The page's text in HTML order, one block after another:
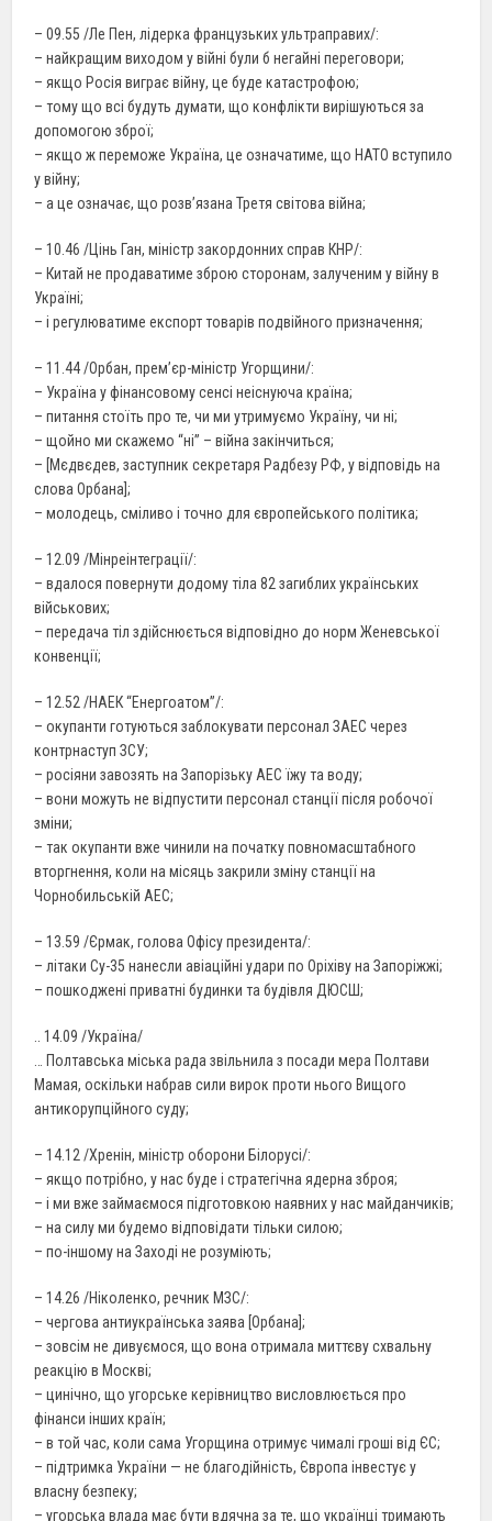
– 09.55 /Ле Пен, лідерка французьких ультраправих/:
– найкращим виходом у війні були б негайні переговори;
– якщо Росія виграє війну, це буде катастрофою;
– тому що всі будуть думати, що конфлікти вирішуються за
допомогою зброї;
– якщо ж переможе Україна, це означатиме, що НАТО вступило
у війну;
– а це означає, що розв’язана Третя світова війна;
– 10.46 /Цінь Ган, міністр закордонних справ КНР/:
– Китай не продаватиме зброю сторонам, залученим у війну в
Україні;
– і регулюватиме експорт товарів подвійного призначення;
– 11.44 /Орбан, прем’єр-міністр Угорщини/:
– Україна у фінансовому сенсі неіснуюча країна;
– питання стоїть про те, чи ми утримуємо Україну, чи ні;
– щойно ми скажемо “ні” – війна закінчиться;
– [Мєдвєдев, заступник секретаря Радбезу РФ, у відповідь на
слова Орбана];
– молодець, сміливо і точно для європейського політика;
– 12.09 /Мінреінтеграції/:
– вдалося повернути додому тіла 82 загиблих українських
військових;
– передача тіл здійснюється відповідно до норм Женевської
конвенції;
– 12.52 /НАЕК “Енергоатом”/:
– окупанти готуються заблокувати персонал ЗАЕС через
контрнаступ ЗСУ;
– росіяни завозять на Запорізьку АЕС їжу та воду;
– вони можуть не відпустити персонал станції після робочої
зміни;
– так окупанти вже чинили на початку повномасштабного
вторгнення, коли на місяць закрили зміну станції на
Чорнобильській АЕС;
– 13.59 /Єрмак, голова Офісу президента/:
– літаки Су-35 нанесли авіаційні удари по Оріхіву на Запоріжжі;
– пошкоджені приватні будинки та будівля ДЮСШ;
.. 14.09 /Україна/
… Полтавська міська рада звільнила з посади мера Полтави
Мамая, оскільки набрав сили вирок проти нього Вищого
антикорупційного суду;
– 14.12 /Хренін, міністр оборони Білорусі/:
– якщо потрібно, у нас буде і стратегічна ядерна зброя;
– і ми вже займаємося підготовкою наявних у нас майданчиків;
– на силу ми будемо відповідати тільки силою;
– по-іншому на Заході не розуміють;
– 14.26 /Ніколенко, речник МЗС/:
– чергова антиукраїнська заява [Орбана];
– зовсім не дивуємося, що вона отримала миттєву схвальну
реакцію в Москві;
– цинічно, що угорське керівництво висловлюється про
фінанси інших країн;
– в той час, коли сама Угорщина отримує чималі гроші від ЄС;
– підтримка України — не благодійність, Європа інвестує у
власну безпеку;
– угорська влада має бути вдячна за те, що українці тримають